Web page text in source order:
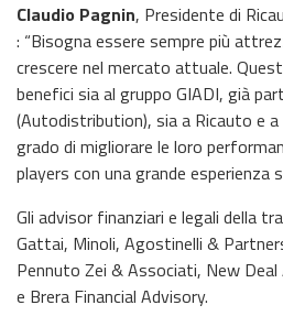
Claudio Pagnin, Presidente di
: “Bisogna essere sempre più
crescere nel mercato attuale.
benefici sia al gruppo GIADI, già
(Autodistribution), sia a Ricauto e a
grado di migliorare le loro
players con una grande esperienza
Gli advisor finanziari e legali della
Gattai, Minoli, Agostinelli &
Pennuto Zei & Associati, New
e Brera Financial Advisory.